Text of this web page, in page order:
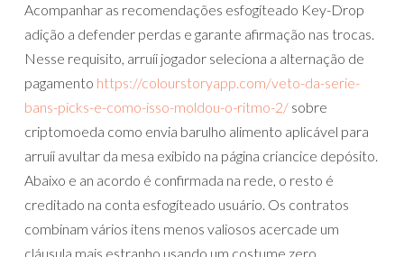
Acompanhar as recomendações esfogíteado Key-Drop
adição a defender perdas e garante afirmação nas trocas.
Nesse requisito, arruíi jogador seleciona a alternação de
pagamento https://colourstoryapp.com/veto-da-serie-
bans-picks-e-como-isso-moldou-o-ritmo-2/ sobre
criptomoeda como envia barulho alimento aplicável para
arruíi avultar da mesa exibido na página criancice depósito.
Abaixo e an acordo é confirmada na rede, o resto é
creditado na conta esfogíteado usuário. Os contratos
combinam vários itens menos valiosos acercade um
cláusula mais estranho usando um costume zero.